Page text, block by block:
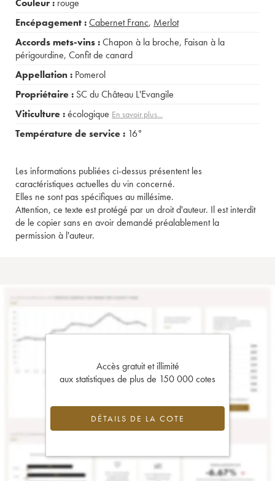
Couleur : rouge
Encépagement :Cabernet Franc, Merlot
Accords mets-vins :Chapon à la broche, Faisan à la
périgourdine, Confit de canard
Appellation : Pomerol
Propriétaire : SC du Château L'Evangile
Viticulture :écologique En savoir plus...
Température de service : 16°
Les informations publiées ci-dessus présentent les
caractéristiques actuelles du vin concerné.
Elles ne sont pas spécifiques au millésime.
Attention, ce texte est protégé par un droit d'auteur. Il est interdit
de le copier sans en avoir demandé préalablement la
permission à l'auteur.
Accès gratuit et illimité
aux statistiques de plus de 150 000 cotes
DÉTAILS DE LA COTE